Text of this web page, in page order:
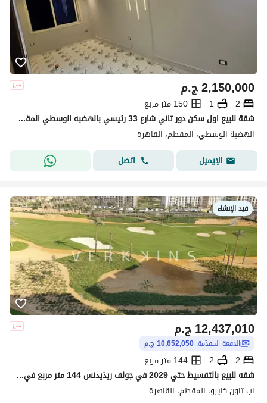
ج.م2,150,000
2
1
150 متر مربع
شقة للبيع اول سكن دور تاني شارع 33 رئيسي بالهضبه الوسطي المقطم
الهضبة الوسطي، المقطم، القاهرة
الإيميل
اتصل
قيد الإنشاء
ج.م12,437,010
الدفعة المقدّمة: 10,652,050 ج.م
2
2
144 متر مربع
شقه للبيع بالتقسيط حتي 2029 في جولف ريذيدنس 144 متر مربع في اب تاون كايرو اعمار في المقطم UPTOWN CAIRO EMAAR IN MOKATTAM
اب تاون كايرو، المقطم، القاهرة